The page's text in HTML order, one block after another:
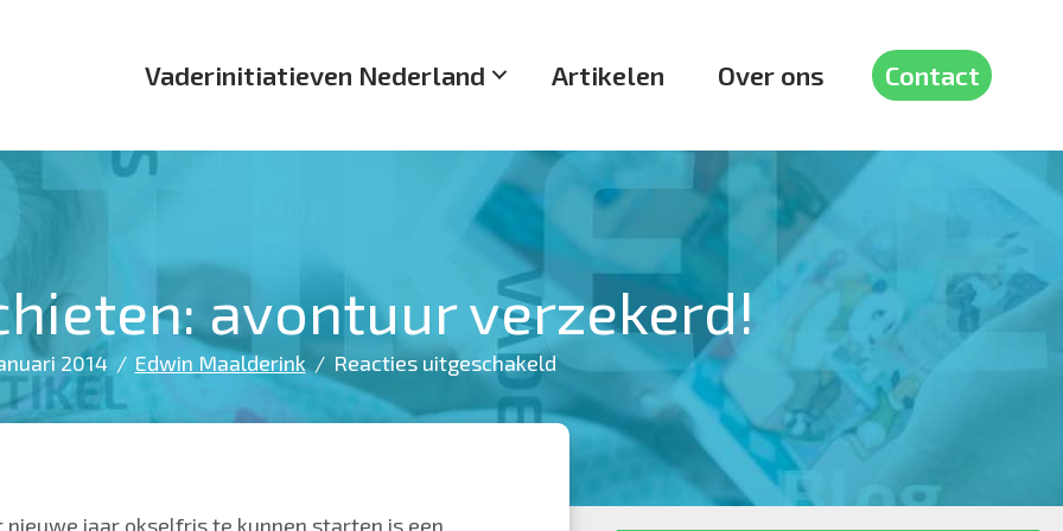
Vaderinitiatieven Nederland Artikelen Over ons Contact
avontuur verzekerd!
2014 / Edwin Maalderink / Reacties uitgeschakeldvoor
Carbidschieten:
avontuur
verzekerd!
jaar okselfris te kunnen starten is een